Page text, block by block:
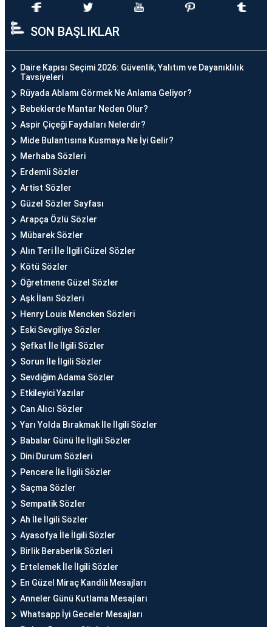
SON BAŞLIKLAR
Daire Kapısı Seçimi 2026: Güvenlik, Yalıtım ve Dayanıklılık
Tavsiyeleri
Rüyada Ablamı Görmek Ne Anlama Geliyor?
Bebeklerde Mantar Neden Olur?
Aspir Çiçeği Faydaları Nelerdir?
Mide Bulantısına Kusmaya Ne İyi Gelir?
Merhaba Sözleri
Erdemli Sözler
Artist Sözler
Güzel Sözler Sayfası
Arapça Özlü Sözler
Mübarek Sözler
Alın Teri İle İlgili Güzel Sözler
Kötü Sözler
Öğretmene Güzel Sözler
Aşk İlanı Sözleri
Henry Louis Mencken Sözleri
Eski Sevgiliye Sözler
Şefkat İle İlgili Sözler
Sorun İle İlgili Sözler
Sevdiğim Adama Sözler
Etkileyici Yazılar
Can Alıcı Sözler
Yarı Yolda Bırakmak İle İlgili Sözler
Babalar Günü İle İlgili Sözler
Dini Durum Sözleri
Pencere İle İlgili Sözler
Saçma Sözler
Sempatik Sözler
Ah İle İlgili Sözler
Ayasofya İle İlgili Sözler
Birlik Beraberlik Sözleri
Ertelemek İle İlgili Sözler
En Güzel Miraç Kandili Mesajları
Anneler Günü Kutlama Mesajları
Whatsapp İyi Geceler Mesajları